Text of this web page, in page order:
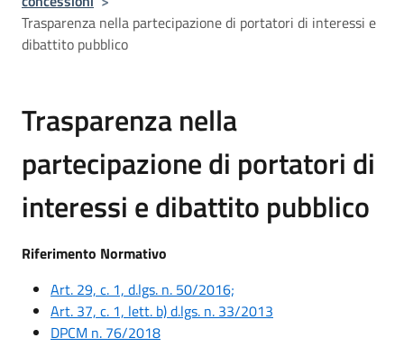
Trasparenza nella partecipazione di portatori di interessi e
dibattito pubblico
Trasparenza nella
partecipazione di portatori di
interessi e dibattito pubblico
Riferimento Normativo
Art. 29, c. 1, d.lgs. n. 50/2016;
Art. 37, c. 1, lett. b) d.lgs. n. 33/2013
DPCM n. 76/2018